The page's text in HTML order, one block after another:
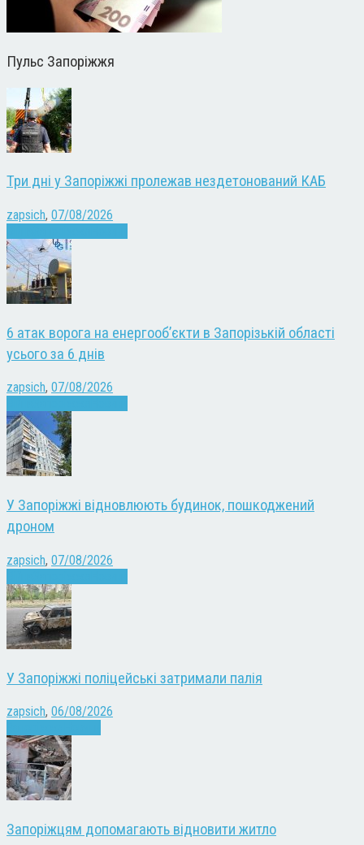
Пульс Запоріжжя
Три дні у Запоріжжі пролежав нездетонований КАБ
zapsich, 07/08/2026
6 атак ворога на енергооб’єкти в Запорізькій області
усього за 6 днів
zapsich, 07/08/2026
У Запоріжжі відновлюють будинок, пошкоджений
дроном
zapsich, 07/08/2026
У Запоріжжі поліцейські затримали палія
zapsich, 06/08/2026
Запоріжцям допомагають відновити житло